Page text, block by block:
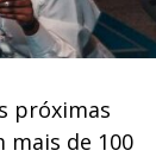
próximas
mais de 100